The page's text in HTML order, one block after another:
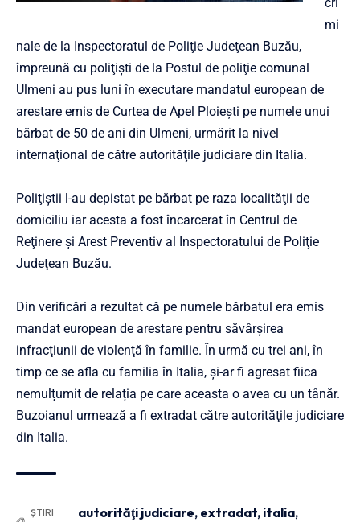
cri
mi
nale de la Inspectoratul de Poliţie Judeţean Buzău,
împreună cu poliţişti de la Postul de poliţie comunal
Ulmeni au pus luni în executare mandatul european de
arestare emis de Curtea de Apel Ploieşti pe numele unui
bărbat de 50 de ani din Ulmeni, urmărit la nivel
internaţional de către autorităţile judiciare din Italia.
Poliţiştii l-au depistat pe bărbat pe raza localităţii de
domiciliu iar acesta a fost încarcerat în Centrul de
Reţinere şi Arest Preventiv al Inspectoratului de Poliţie
Judeţean Buzău.
Din verificări a rezultat că pe numele bărbatul era emis
mandat european de arestare pentru săvârşirea
infracţiunii de violenţă în familie. În urmă cu trei ani, în
timp ce se afla cu familia în Italia, și-ar fi agresat fiica
nemulțumit de relația pe care aceasta o avea cu un tânăr.
Buzoianul urmează a fi extradat către autorităţile judiciare
din Italia.
ȘTIRI
autorităţi judiciare, extradat, italia,